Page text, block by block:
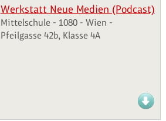
Werkstatt Neue Medien (Podcast)
Mittelschule - 1080 - Wien -
Pfeilgasse 42b, Klasse 4A